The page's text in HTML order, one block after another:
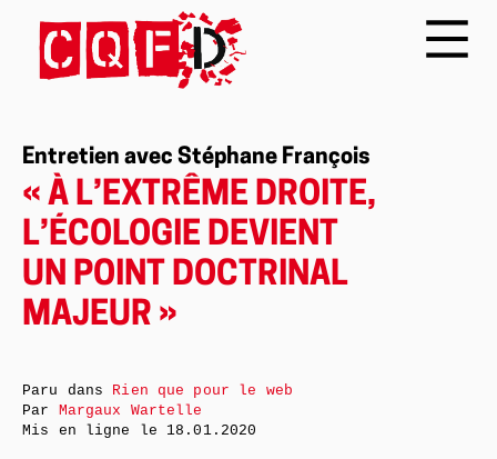
Entretien avec Stéphane François
« À L’EXTRÊME DROITE,
L’ÉCOLOGIE DEVIENT
UN POINT DOCTRINAL
MAJEUR »
Paru dans Rien que pour le web
Par Margaux Wartelle
Mis en ligne le 18.01.2020